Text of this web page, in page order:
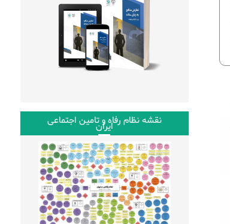
نقشه نظام رفاه و تامین اجتماعی
ایران